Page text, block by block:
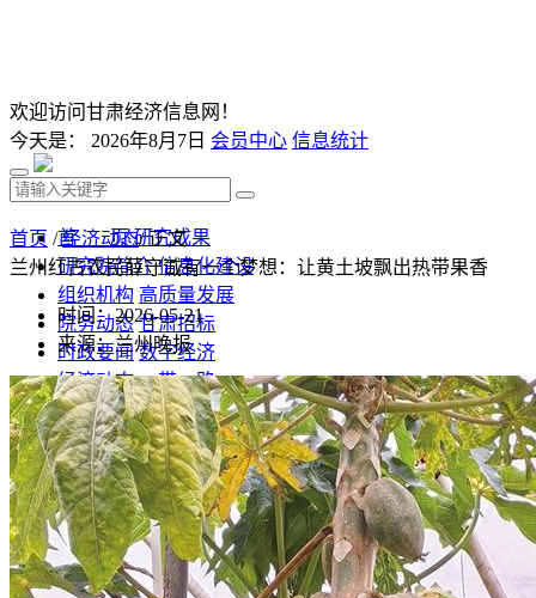
欢迎访问甘肃经济信息网！
今天是： 2026年8月7日 会员中心 信息统计
首 页 研究成果
研究院简介 信息化建设
组织机构 高质量发展
院务动态 甘肃招标
时政要闻 数字经济
经济动态 一带一路
发改视点 乡村振兴
投资分析 发展规划
监测预测 文库下载
首页 /经济动态/ 正文
兰州红古农民薛守诚有一个梦想：让黄土坡飘出热带果香
时间：2026-05-21
来源：兰州晚报